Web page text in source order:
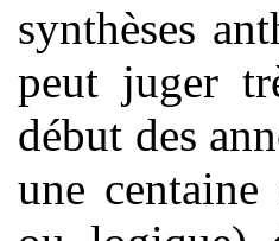
synthèses
peut juger
début des
une